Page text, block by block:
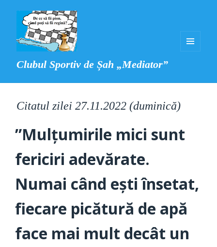
Clubul Sportiv de Șah „Mediator”
Citatul zilei 27.11.2022 (duminică)
”Mulțumirile mici sunt
fericiri adevărate.
Numai când ești însetat,
fiecare picătură de apă
face mai mult decât un